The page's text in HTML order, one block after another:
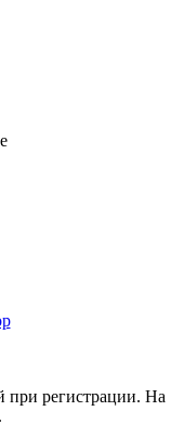
при регистрации. На